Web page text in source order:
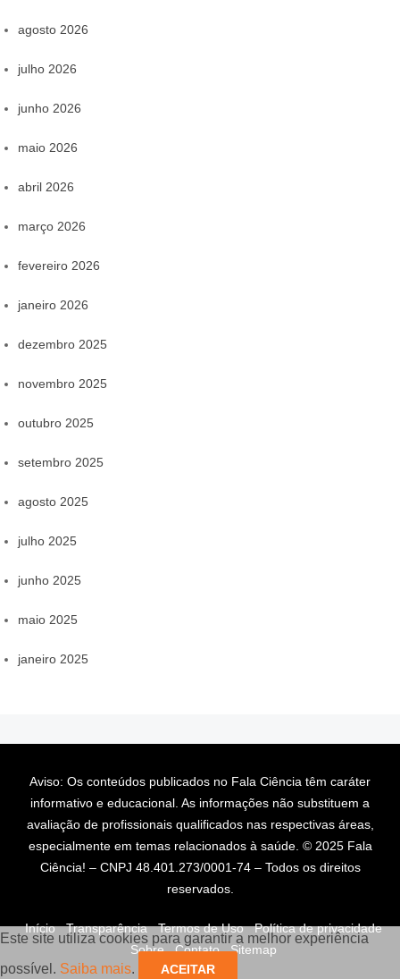
Este site utiliza cookies para garantir a melhor experiência
possível. Saiba mais. ACEITAR
agosto 2026
julho 2026
junho 2026
maio 2026
abril 2026
março 2026
fevereiro 2026
janeiro 2026
dezembro 2025
novembro 2025
outubro 2025
setembro 2025
agosto 2025
julho 2025
junho 2025
maio 2025
janeiro 2025
Aviso: Os conteúdos publicados no Fala Ciência têm caráter
informativo e educacional. As informações não substituem a
avaliação de profissionais qualificados nas respectivas áreas,
especialmente em temas relacionados à saúde. © 2025 Fala
Ciência! – CNPJ 48.401.273/0001-74 – Todos os direitos
reservados.
Início Transparência Termos de Uso
Política de privacidade
Sobre
Contato Sitemap